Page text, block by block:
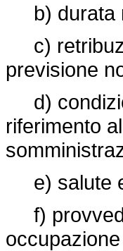
b) durata
c)
previsione
d)
riferimento
e) salute e
f)